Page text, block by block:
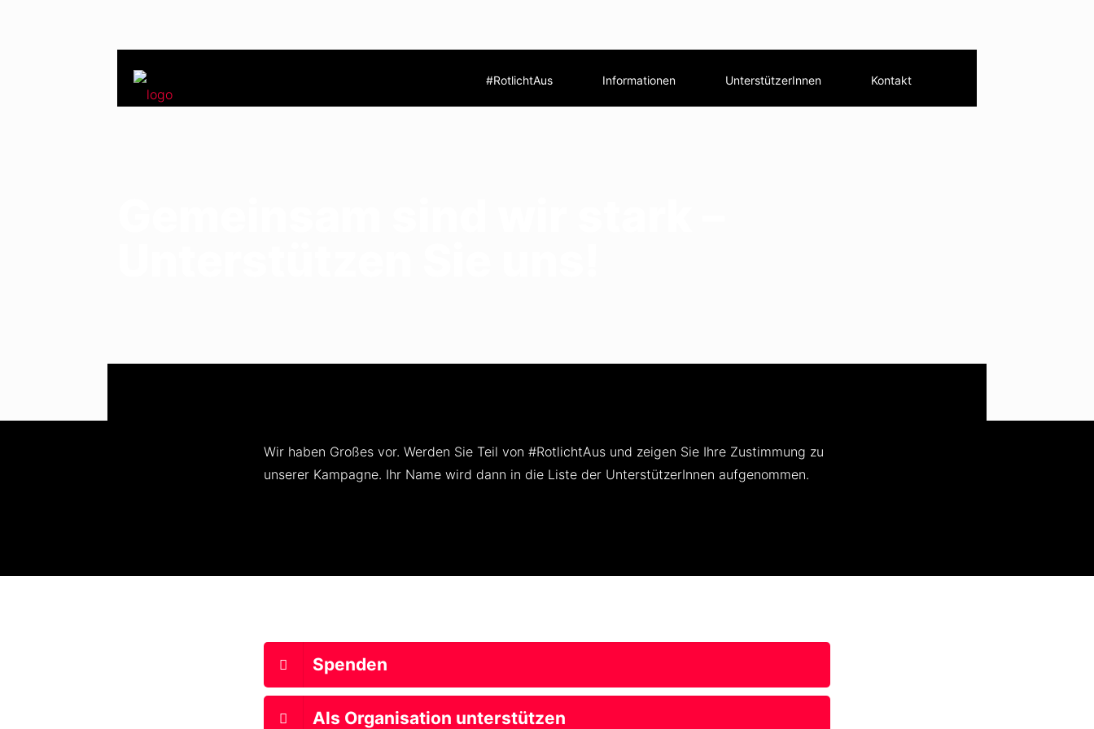
#RotlichtAus Informationen UnterstützerInnen Kontakt
Wir haben Großes vor. Werden Sie Teil von #RotlichtAus und zeigen Sie Ihre Zustimmung zu
unserer Kampagne. Ihr Name wird dann in die Liste der UnterstützerInnen aufgenommen.
Spenden
Als Organisation unterstützen